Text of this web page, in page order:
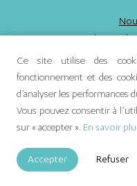
Ce site utilise des
fonctionnement et des
d’analyser les performances
Vous pouvez consentir à
sur « accepter ». En savoir
Accepter Refuser